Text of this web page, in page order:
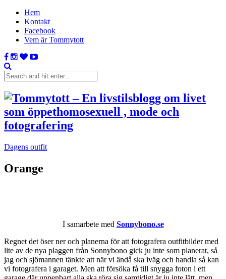
Hem
Kontakt
Facebook
Vem är Tommytott
Dagens outfit
Orange
I samarbete med Sonnybono.se
Regnet det öser ner och planerna för att fotografera outfitbilder med
lite av de nya plaggen från Sonnybono gick ju inte som planerat, så
jag och sjömannen tänkte att när vi ändå ska iväg och handla så kan
vi fotografera i garaget. Men att försöka få till snygga foton i ett